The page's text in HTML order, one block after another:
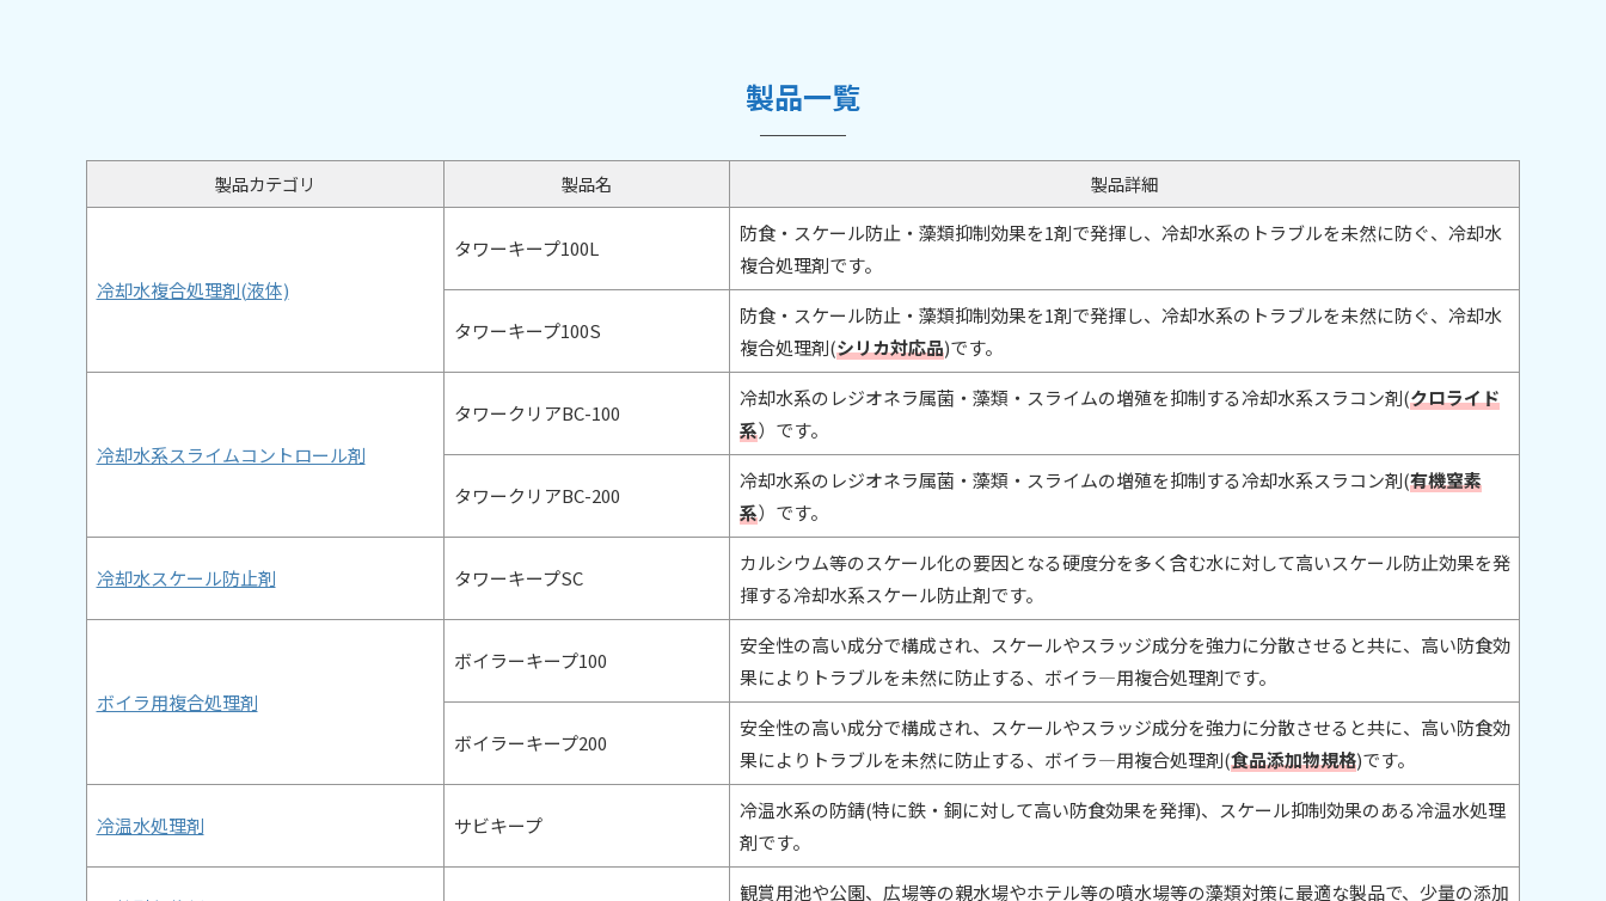
製品一覧
製品カテゴリ 製品名 製品詳細
冷却水複合処理剤(液体)
タワーキープ100L
防食・スケール防止・藻類抑制効果を1剤で発揮し、冷却水系のトラブルを未然に防ぐ、冷却水
複合処理剤です。
タワーキープ100S
防食・スケール防止・藻類抑制効果を1剤で発揮し、冷却水系のトラブルを未然に防ぐ、冷却水
複合処理剤(シリカ対応品)です。
冷却水系スライムコントロール剤
タワークリアBC-100
冷却水系のレジオネラ属菌・藻類・スライムの増殖を抑制する冷却水系スラコン剤(クロライド
系）です。
タワークリアBC-200
冷却水系のレジオネラ属菌・藻類・スライムの増殖を抑制する冷却水系スラコン剤(有機窒素
系）です。
冷却水スケール防止剤 タワーキープSC
カルシウム等のスケール化の要因となる硬度分を多く含む水に対して高いスケール防止効果を発
揮する冷却水系スケール防止剤です。
ボイラ用複合処理剤
ボイラーキープ100
安全性の高い成分で構成され、スケールやスラッジ成分を強力に分散させると共に、高い防食効
果によりトラブルを未然に防止する、ボイラ―用複合処理剤です。
ボイラーキープ200
安全性の高い成分で構成され、スケールやスラッジ成分を強力に分散させると共に、高い防食効
果によりトラブルを未然に防止する、ボイラ―用複合処理剤(食品添加物規格)です。
冷温水処理剤 サビキープ
冷温水系の防錆(特に鉄・銅に対して高い防食効果を発揮)、スケール抑制効果のある冷温水処理
剤です。
観賞用池や公園、広場等の親水場やホテル等の噴水場等の藻類対策に最適な製品で、少量の添加